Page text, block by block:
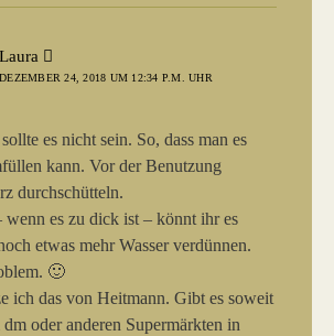
Laura
DEZEMBER 24, 2018 UM 12:34 P.M. UHR
es nicht sein. So, dass man es
kann. Vor der Benutzung
durchschütteln.
wenn es zu dick ist – könnt ihr es
etwas mehr Wasser verdünnen.
🙂
ich das von Heitmann. Gibt es soweit
oder anderen Supermärkten in